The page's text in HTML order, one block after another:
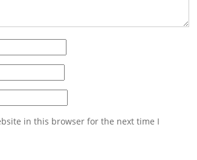
in this browser for the next time I